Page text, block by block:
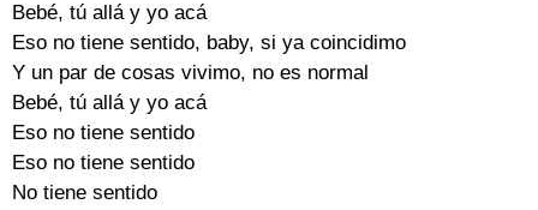
Bebé, tú allá y yo acá
Eso no tiene sentido, baby, si ya coincidimo
Y un par de cosas vivimo, no es normal
Bebé, tú allá y yo acá
Eso no tiene sentido
Eso no tiene sentido
No tiene sentido